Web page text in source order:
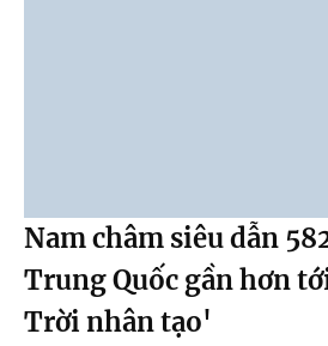
Nam châm siêu dẫn
Trung Quốc gần hơn
Trời nhân tạo'